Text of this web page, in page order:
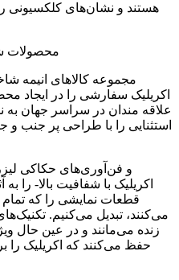
محصولات
مجموعه کالاهای انیمه
اکریلیک سفارشی را در ایجاد
علاقه مندان در سراسر جهان
استثنایی را با طراحی پر
و فن‌آوری‌های حکاکی
اکریلیک با شفافیت بالا- را
قطعات نمایشی را که
می‌کنند، تبدیل می‌کنیم.
حفظ می‌کنند که اکریلیک را